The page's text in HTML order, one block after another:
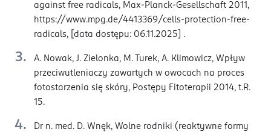
against free radicals, Max-Planck-Gesellschaft 2011,
https://www.mpg.de/4413369/cells-protection-free-
radicals, [data dostępu: 06.11.2025] .
A. Nowak, J. Zielonka, M. Turek, A. Klimowicz, Wpływ
przeciwutleniaczy zawartych w owocach na proces
fotostarzenia się skóry, Postępy Fitoterapii 2014, t.R.
15.
Dr n. med. D. Wnęk, Wolne rodniki (reaktywne formy